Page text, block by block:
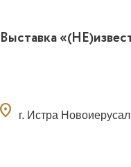
Выставка
г. Истра